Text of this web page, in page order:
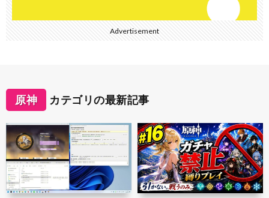
Advertisement
原神 カテゴリの最新記事